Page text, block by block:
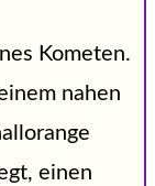
Kometen.
nahen
einen